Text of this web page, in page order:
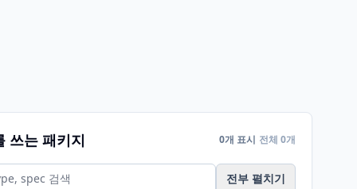
쓰는 패키지 0개 표시 전체 0개
전부 펼치기